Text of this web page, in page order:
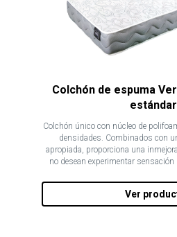
Colchón de espuma
Colchón único con núcleo de
densidades. Combinados con
apropiada, proporciona una
no desean experimentar
Ver